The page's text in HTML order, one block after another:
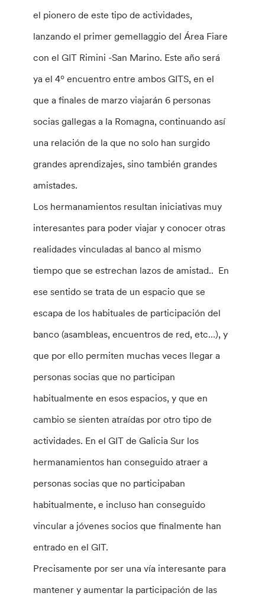
el pionero de este tipo de actividades,
lanzando el primer gemellaggio del Área Fiare
con el GIT Rimini -San Marino. Este año será
ya el 4º encuentro entre ambos GITS, en el
que a finales de marzo viajarán 6 personas
socias gallegas a la Romagna, continuando así
una relación de la que no solo han surgido
grandes aprendizajes, sino también grandes
amistades.
Los hermanamientos resultan iniciativas muy
interesantes para poder viajar y conocer otras
realidades vinculadas al banco al mismo
tiempo que se estrechan lazos de amistad.. En
ese sentido se trata de un espacio que se
escapa de los habituales de participación del
banco (asambleas, encuentros de red, etc…), y
que por ello permiten muchas veces llegar a
personas socias que no participan
habitualmente en esos espacios, y que en
cambio se sienten atraídas por otro tipo de
actividades. En el GIT de Galicia Sur los
hermanamientos han conseguido atraer a
personas socias que no participaban
habitualmente, e incluso han conseguido
vincular a jóvenes socios que finalmente han
entrado en el GIT.
Precisamente por ser una vía interesante para
mantener y aumentar la participación de las